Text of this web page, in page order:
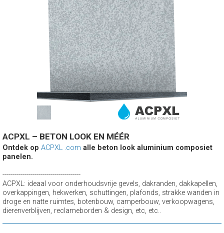
ACPXL – BETON LOOK EN MÉÉR
Ontdek op ACPXL .com alle beton look aluminium composiet
panelen.
---------------------------------------
ACPXL: ideaal voor onderhoudsvrije gevels, dakranden, dakkapellen,
overkappingen, hekwerken, schuttingen, plafonds, strakke wanden in
droge en natte ruimtes, botenbouw, camperbouw, verkoopwagens,
dierenverblijven, reclameborden & design, etc, etc..